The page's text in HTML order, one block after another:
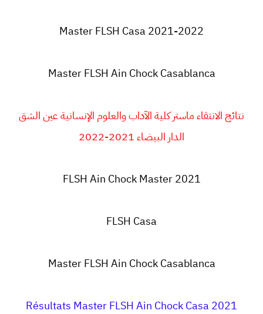
Master FLSH Casa 2021-2022
Master FLSH Ain Chock Casablanca
نتائج الانتقاء ماستر كلية الآداب والعلوم الإنسانية عين الشق
الدار البيضاء 2021-2022
FLSH Ain ChockMaster2021
FLSH Casa
Master FLSH Ain Chock Casablanca
Résultats Master FLSH Ain Chock Casa 2021